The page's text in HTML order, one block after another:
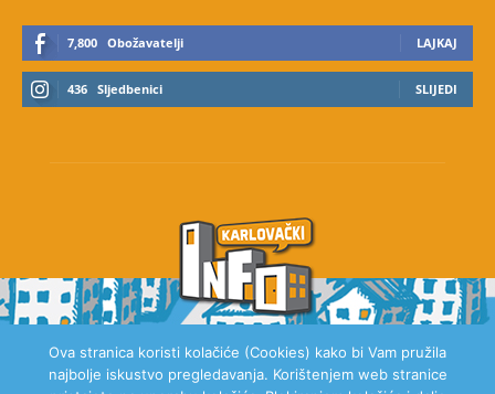
7,800 Obožavatelji LAJKAJ
436 Sljedbenici SLIJEDI
Ova stranica koristi kolačiće (Cookies) kako bi Vam pružila
najbolje iskustvo pregledavanja. Korištenjem web stranice